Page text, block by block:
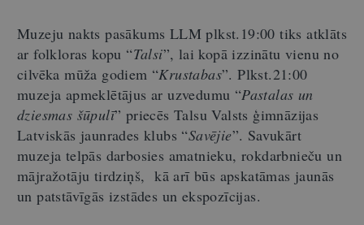
Muzeju nakts pasākums LLM plkst.19:00 tiks atklāts
ar folkloras kopu “Talsi”, lai kopā izzinātu vienu no
cilvēka mūža godiem “Krustabas”. Plkst.21:00
muzeja apmeklētājus ar uzvedumu “Pastalas un
dziesmas šūpulī” priecēs Talsu Valsts ģimnāzijas
Latviskās jaunrades klubs “Savējie”. Savukārt
muzeja telpās darbosies amatnieku, rokdarbnieču un
mājražotāju tirdziņš, kā arī būs apskatāmas jaunās
un patstāvīgās izstādes un ekspozīcijas.